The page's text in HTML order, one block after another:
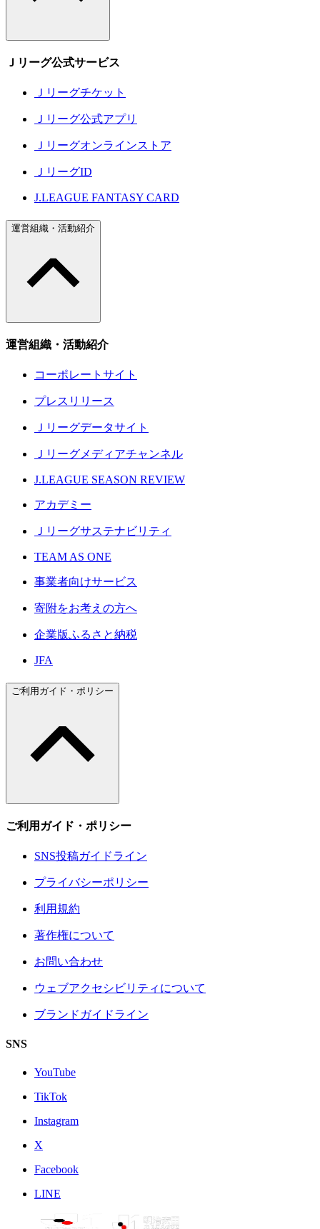
Ｊリーグ公式サービス
Ｊリーグチケット
Ｊリーグ公式アプリ
Ｊリーグオンラインストア
ＪリーグID
J.LEAGUE FANTASY CARD
運営組織・活動紹介
運営組織・活動紹介
コーポレートサイト
プレスリリース
Ｊリーグデータサイト
Ｊリーグメディアチャンネル
J.LEAGUE SEASON REVIEW
アカデミー
Ｊリーグサステナビリティ
TEAM AS ONE
事業者向けサービス
寄附をお考えの方へ
企業版ふるさと納税
JFA
ご利用ガイド・ポリシー
ご利用ガイド・ポリシー
SNS投稿ガイドライン
プライバシーポリシー
利用規約
著作権について
お問い合わせ
ウェブアクセシビリティについて
ブランドガイドライン
SNS
YouTube
TikTok
Instagram
X
Facebook
LINE